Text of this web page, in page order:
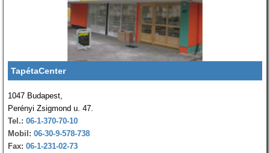
TapétaCenter
1047 Budapest,
Perényi Zsigmond u. 47.
Tel.: 06-1-370-70-10
Mobil: 06-30-9-578-738
Fax: 06-1-231-02-73